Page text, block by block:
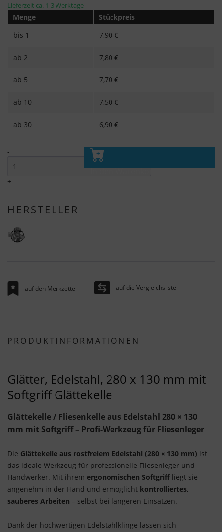
Lieferzeit ca. 1-3 Werktage
Menge
Stückpreis
bis 1 7,90 €
ab 2 7,80 €
ab 5 7,70 €
ab 10 7,50 €
ab 30 6,90 €
-
+
In den Warenkorb
HERSTELLER
auf den Merkzettel auf die Vergleichsliste
PRODUKTINFORMATIONEN
Glätter, Edelstahl, 280 x 130 mm mit
Softgriff Glättekelle
Glättekelle / Fliesenkelle aus Edelstahl 280 × 130
mm mit Softgriff – Profi-Werkzeug für Fliesenleger
Die Glättekelle aus rostfreiem Edelstahl (280 × 130 mm) ist
das ideale Werkzeug für professionelle Fliesenleger und
Handwerker. Mit ihrem ergonomischen Softgriff liegt sie
angenehm in der Hand und ermöglicht kontrolliertes,
sauberes Arbeiten – selbst bei längeren Einsätzen.
Dank der hochwertigen Edelstahlklinge lassen sich